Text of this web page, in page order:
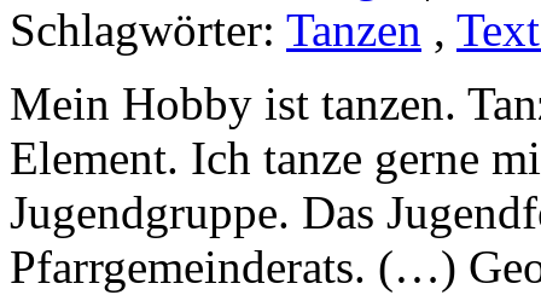
Schlagwörter: Tanzen ,
Mein Hobby ist tanzen.
Element. Ich tanze gerne
Jugendgruppe. Das
Pfarrgemeinderats. (…)